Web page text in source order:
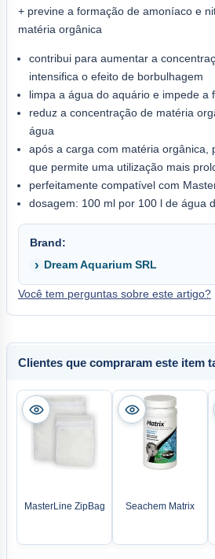
+ previne a formação de amoníaco e
matéria orgânica
contribui para aumentar a
intensifica o efeito de borbulhagem
limpa a água do aquário e impede a
reduz a concentração de matéria
água
após a carga com matéria orgânica,
que permite uma utilização mais
perfeitamente compatível com
dosagem: 100 ml por 100 l de água
Brand:
Dream Aquarium SRL
Você tem perguntas sobre este artigo?
Clientes que compraram este item
MasterLine ZipBag Seachem Matrix